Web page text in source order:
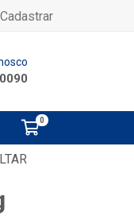
Cadastrar
0